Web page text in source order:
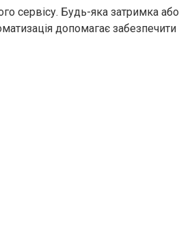
сервісу. Будь-яка затримка або
допомагає забезпечити